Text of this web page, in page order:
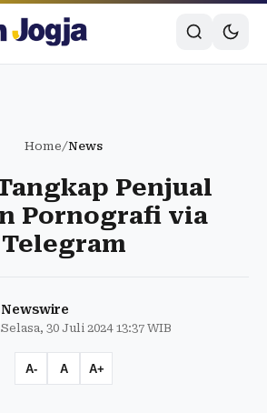
Home/News
Penjual
Pornografi via
Telegram
Newswire
Selasa, 30 Juli 2024 13:37 WIB
A- A A+